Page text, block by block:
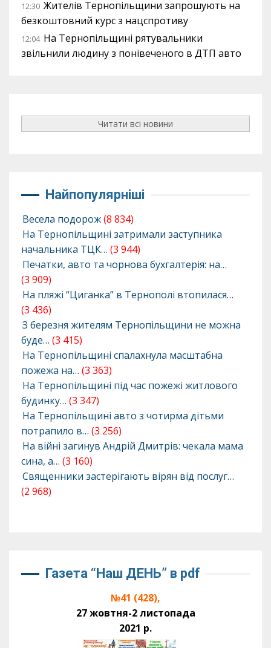
12:30 Жителів Тернопільщини запрошують на
безкоштовний курс з нацспротиву
12:04 На Тернопільщині рятувальники
звільнили людину з понівеченого в ДТП авто
Читати всі новини
Найпопулярніші
Весела подорож(8 834)
На Тернопільщині затримали заступника
начальника ТЦК… (3 944)
Печатки, авто та чорнова бухгалтерія: на…
(3 909)
На пляжі “Циганка” в Тернополі втопилася…
(3 436)
З березня жителям Тернопільщини не можна
буде… (3 415)
На Тернопільщині спалахнула масштабна
пожежа на… (3 363)
На Тернопільщині під час пожежі житлового
будинку… (3 347)
На Тернопільщині авто з чотирма дітьми
потрапило в… (3 256)
На війні загинув Андрій Дмитрів: чекала мама
сина, а… (3 160)
Священники застерігають вірян від послуг…
(2 968)
Газета “Наш ДЕНЬ” в pdf
№41 (428),
27 жовтня-2 листопада
2021 р.